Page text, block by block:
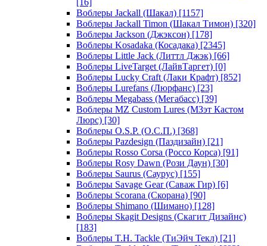
[16]
Воблеры Jackall (Шакал) [1157]
Воблеры Jackall Timon (Шакал Тимон) [320]
Воблеры Jackson (Джэксон) [178]
Воблеры Kosadaka (Косадака) [2345]
Воблеры Little Jack (Литтл Джэк) [66]
Воблеры LiveTarget (ЛайвТаргет) [0]
Воблеры Lucky Craft (Лаки Крафт) [852]
Воблеры Lurefans (Люрфанс) [23]
Воблеры Megabass (Мегабасс) [39]
Воблеры MZ Custom Lures (МЗэт Кастом
Люрс) [30]
Воблеры O.S.P. (О.С.П.) [368]
Воблеры Pazdesign (Паздизайн) [21]
Воблеры Rosso Corsa (Россо Корса) [91]
Воблеры Rosy Dawn (Рози Даун) [30]
Воблеры Saurus (Саурус) [155]
Воблеры Savage Gear (Саваж Гир) [6]
Воблеры Scorana (Скорана) [90]
Воблеры Shimano (Шимано) [128]
Воблеры Skagit Designs (Скагит Дизайнс)
[183]
Воблеры T.H. Tackle (ТиЭйч Текл) [21]